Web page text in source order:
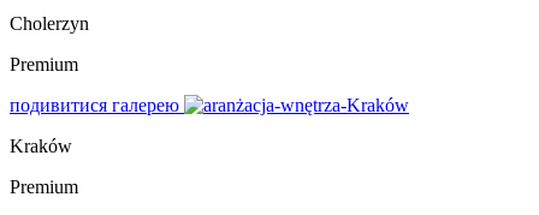
Cholerzyn
Premium
подивитися галерею
Kraków
Premium